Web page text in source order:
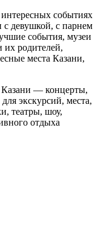
событиях
с девушкой, с парнем
события, музеи
их родителей,
места Казани,
— концерты,
экскурсий, места,
театры, шоу,
отдыха